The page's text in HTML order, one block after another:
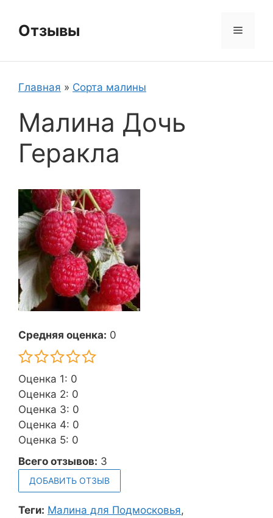
содержимому
Отзывы Меню
Главная » Сорта малины
Малина Дочь
Геракла
Средняя оценка: 0
Оценка 1: 0
Оценка 2: 0
Оценка 3: 0
Оценка 4: 0
Оценка 5: 0
Всего отзывов: 3
ДОБАВИТЬ ОТЗЫВ
Теги: Малина для Подмосковья,